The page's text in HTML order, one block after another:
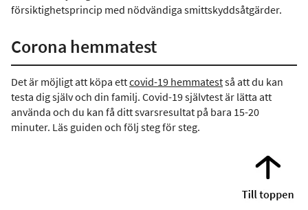
försiktighetsprincip med nödvändiga smittskyddsåtgärder.
Corona hemmatest
Det är möjligt att köpa ettcovid-19 hemmatestså att du kan
testa dig själv och din familj. Covid-19 självtest är lätta att
använda och du kan få ditt svarsresultat på bara 15-20
minuter. Läs guiden och följ steg för steg.